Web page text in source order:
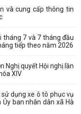
và cung cấp thông tin
tháng 7 và 7 tháng đầu
tiếp theo năm 2026
Nghị quyết Hội nghị lần
XIV
dụng xe ô tô phục vụ
ban nhân dân xã Hà